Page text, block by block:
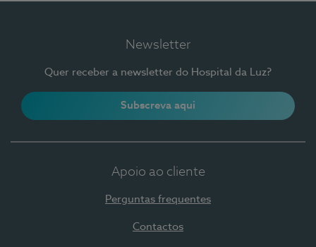
Newsletter
Quer receber a newsletter do Hospital da Luz?
Subscreva aqui
Apoio ao cliente
Perguntas frequentes
Contactos